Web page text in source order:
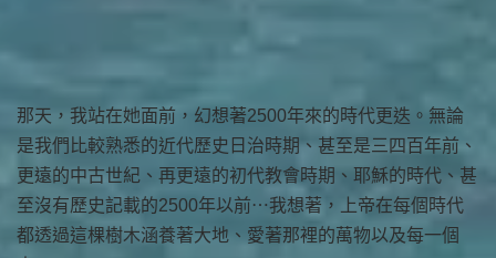
那天，我站在她面前，幻想著2500年來的時代更迭。無論
是我們比較熟悉的近代歷史日治時期、甚至是三四百年前、
更遠的中古世紀、再更遠的初代教會時期、耶穌的時代、甚
至沒有歷史記載的2500年以前⋯我想著，上帝在每個時代
都透過這棵樹木涵養著大地、愛著那裡的萬物以及每一個